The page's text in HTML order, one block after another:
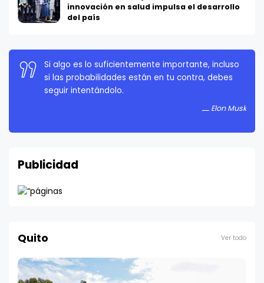
innovación en salud impulsa el desarrollo
del país
La persistencia es muy importante. No debes
rendirte a menos que estés obligado a rendirte.
Publicidad
Quito Ver todo